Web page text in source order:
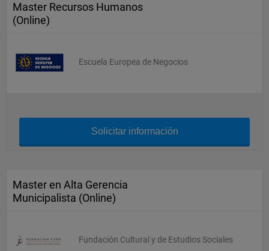
Master Recursos Humanos
(Online)
Escuela Europea de Negocios
Solicitar información
Master en Alta Gerencia
Municipalista (Online)
Fundación Cultural y de Estudios Sociales